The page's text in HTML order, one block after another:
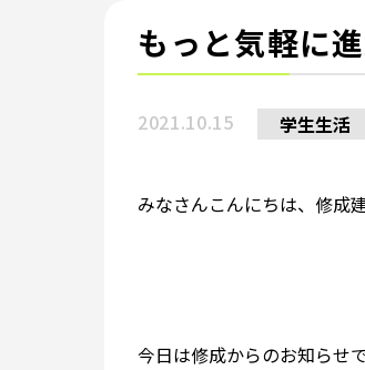
もっと気軽に
2021.10.15 学生生活
みなさんこんにちは、修成
今日は修成からのお知らせ